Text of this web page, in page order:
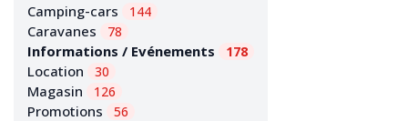
Camping-cars 144
Caravanes 78
Informations / Evénements 178
Location 30
Magasin 126
Promotions 56